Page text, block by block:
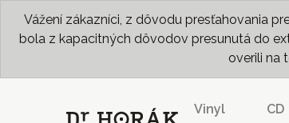
Vážení zákazníci, z dôvodu presťahovania
bola z kapacitných dôvodov presunutá do
overili na
Vinyl CD